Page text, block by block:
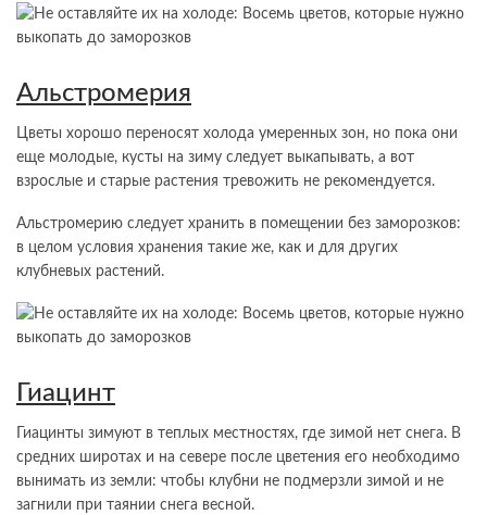
Альстромерия
Цветы хорошо переносят холода умеренных зон, но пока они
еще молодые, кусты на зиму следует выкапывать, а вот
взрослые и старые растения тревожить не рекомендуется.
Альстромерию следует хранить в помещении без заморозков:
в целом условия хранения такие же, как и для других
клубневых растений.
Гиацинт
Гиацинты зимуют в теплых местностях, где зимой нет снега. В
средних широтах и ​​на севере после цветения его необходимо
вынимать из земли: чтобы клубни не подмерзли зимой и не
загнили при таянии снега весной.